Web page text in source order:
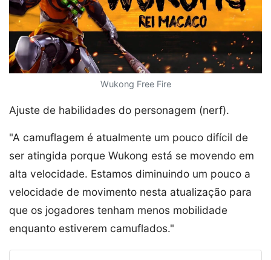
Wukong Free Fire
Ajuste de habilidades do personagem (nerf).
"A camuflagem é atualmente um pouco difícil de
ser atingida porque Wukong está se movendo em
alta velocidade. Estamos diminuindo um pouco a
velocidade de movimento nesta atualização para
que os jogadores tenham menos mobilidade
enquanto estiverem camuflados."